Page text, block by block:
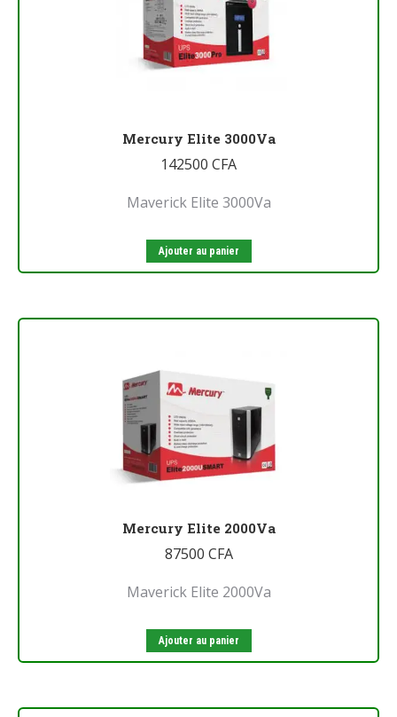
Mercury Elite 3000Va
142500 CFA
Maverick Elite 3000Va
Ajouter au panier
Mercury Elite 2000Va
87500 CFA
Maverick Elite 2000Va
Ajouter au panier